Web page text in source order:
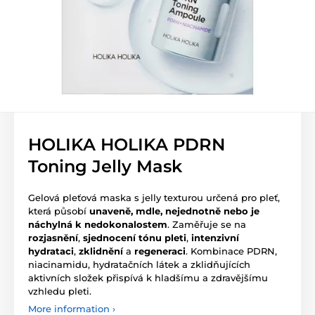
HOLIKA HOLIKA PDRN
Toning Jelly Mask
Gelová pleťová maska s jelly texturou určená pro pleť,
která působí unaveně, mdle, nejednotně nebo je
náchylná k nedokonalostem. Zaměřuje se na
rozjasnění, sjednocení tónu pleti, intenzivní
hydrataci, zklidněnía regeneraci. Kombinace PDRN,
niacinamidu, hydratačních látek a zklidňujících
aktivních složek přispívá k hladšímu a zdravějšímu
vzhledu pleti.
More information ›